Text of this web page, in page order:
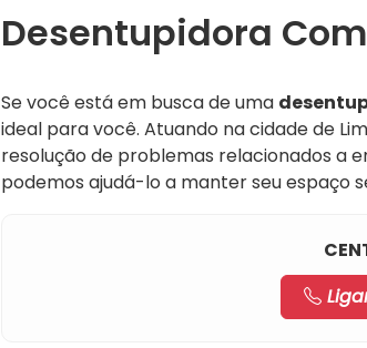
Desentupidora
Se você está em busca de uma
ideal para você. Atuando na cidade de
resolução de problemas relacionados a
podemos ajudá-lo a manter seu espaço